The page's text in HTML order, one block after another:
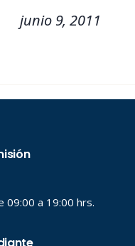
junio 9, 2011